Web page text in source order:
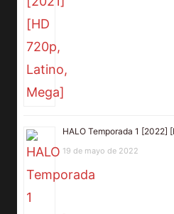
HALO Temporada 1 [2022]
19 de mayo de 2022